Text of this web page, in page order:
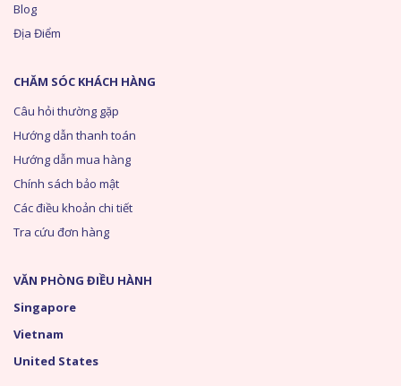
Blog
Địa Điểm
CHĂM SÓC KHÁCH HÀNG
Câu hỏi thường gặp
Hướng dẫn thanh toán
Hướng dẫn mua hàng
Chính sách bảo mật
Các điều khoản chi tiết
Tra cứu đơn hàng
VĂN PHÒNG ĐIỀU HÀNH
Singapore
Vietnam
United States